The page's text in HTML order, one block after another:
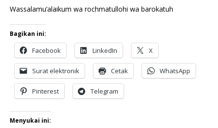
Wassalamu’alaikum wa rochmatullohi wa barokatuh
Bagikan ini:
Facebook LinkedIn X
Surat elektronik Cetak WhatsApp
Pinterest Telegram
Menyukai ini: